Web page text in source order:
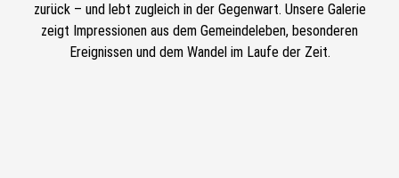
zurück – und lebt zugleich in der Gegenwart. Unsere Galerie
zeigt Impressionen aus dem Gemeindeleben, besonderen
Ereignissen und dem Wandel im Laufe der Zeit.